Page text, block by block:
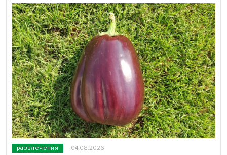
развлечения 04.08.2026